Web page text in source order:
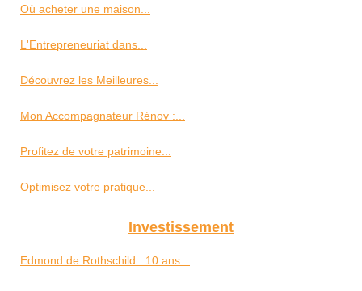
Où acheter une maison...
L'Entrepreneuriat dans...
Découvrez les Meilleures...
Mon Accompagnateur Rénov :...
Profitez de votre patrimoine...
Optimisez votre pratique...
Investissement
Edmond de Rothschild : 10 ans...